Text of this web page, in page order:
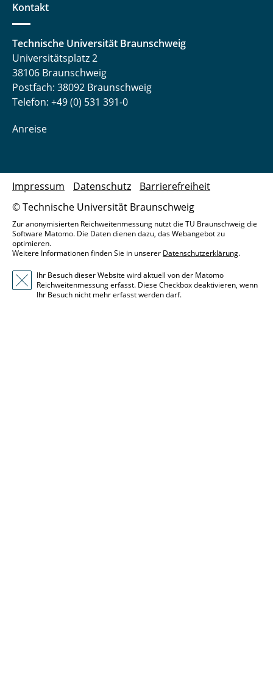
Kontakt
Technische Universität Braunschweig
Universitätsplatz 2
38106 Braunschweig
Postfach: 38092 Braunschweig
Telefon: +49 (0) 531 391-0
Anreise
© Technische Universität Braunschweig
Impressum Datenschutz Barrierefreiheit
Zur anonymisierten Reichweitenmessung nutzt die TU Braunschweig die
Software Matomo. Die Daten dienen dazu, das Webangebot zu
optimieren.
Weitere Informationen finden Sie in unserer Datenschutzerklärung.
Ihr Besuch dieser Website wird aktuell von der Matomo
Reichweitenmessung erfasst. Diese Checkbox deaktivieren, wenn
Ihr Besuch nicht mehr erfasst werden darf.